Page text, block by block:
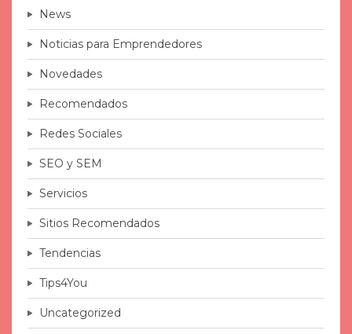
News
Noticias para Emprendedores
Novedades
Recomendados
Redes Sociales
SEO y SEM
Servicios
Sitios Recomendados
Tendencias
Tips4You
Uncategorized